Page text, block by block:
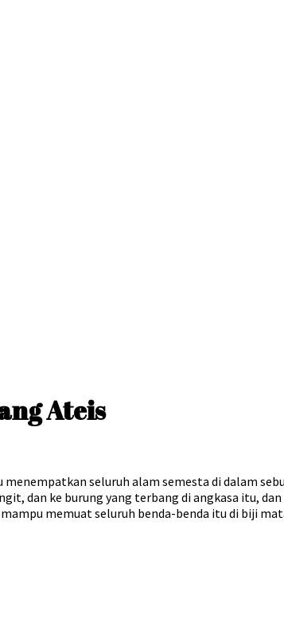
Ateis
seluruh alam semesta di dalam
dan ke burung yang terbang di angkasa itu,
memuat seluruh benda-benda itu di biji